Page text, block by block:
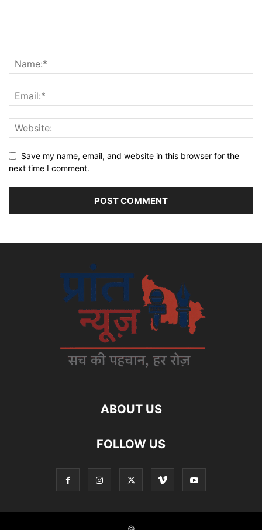
Save my name, email, and website in this browser for the
next time I comment.
ABOUT US
FOLLOW US